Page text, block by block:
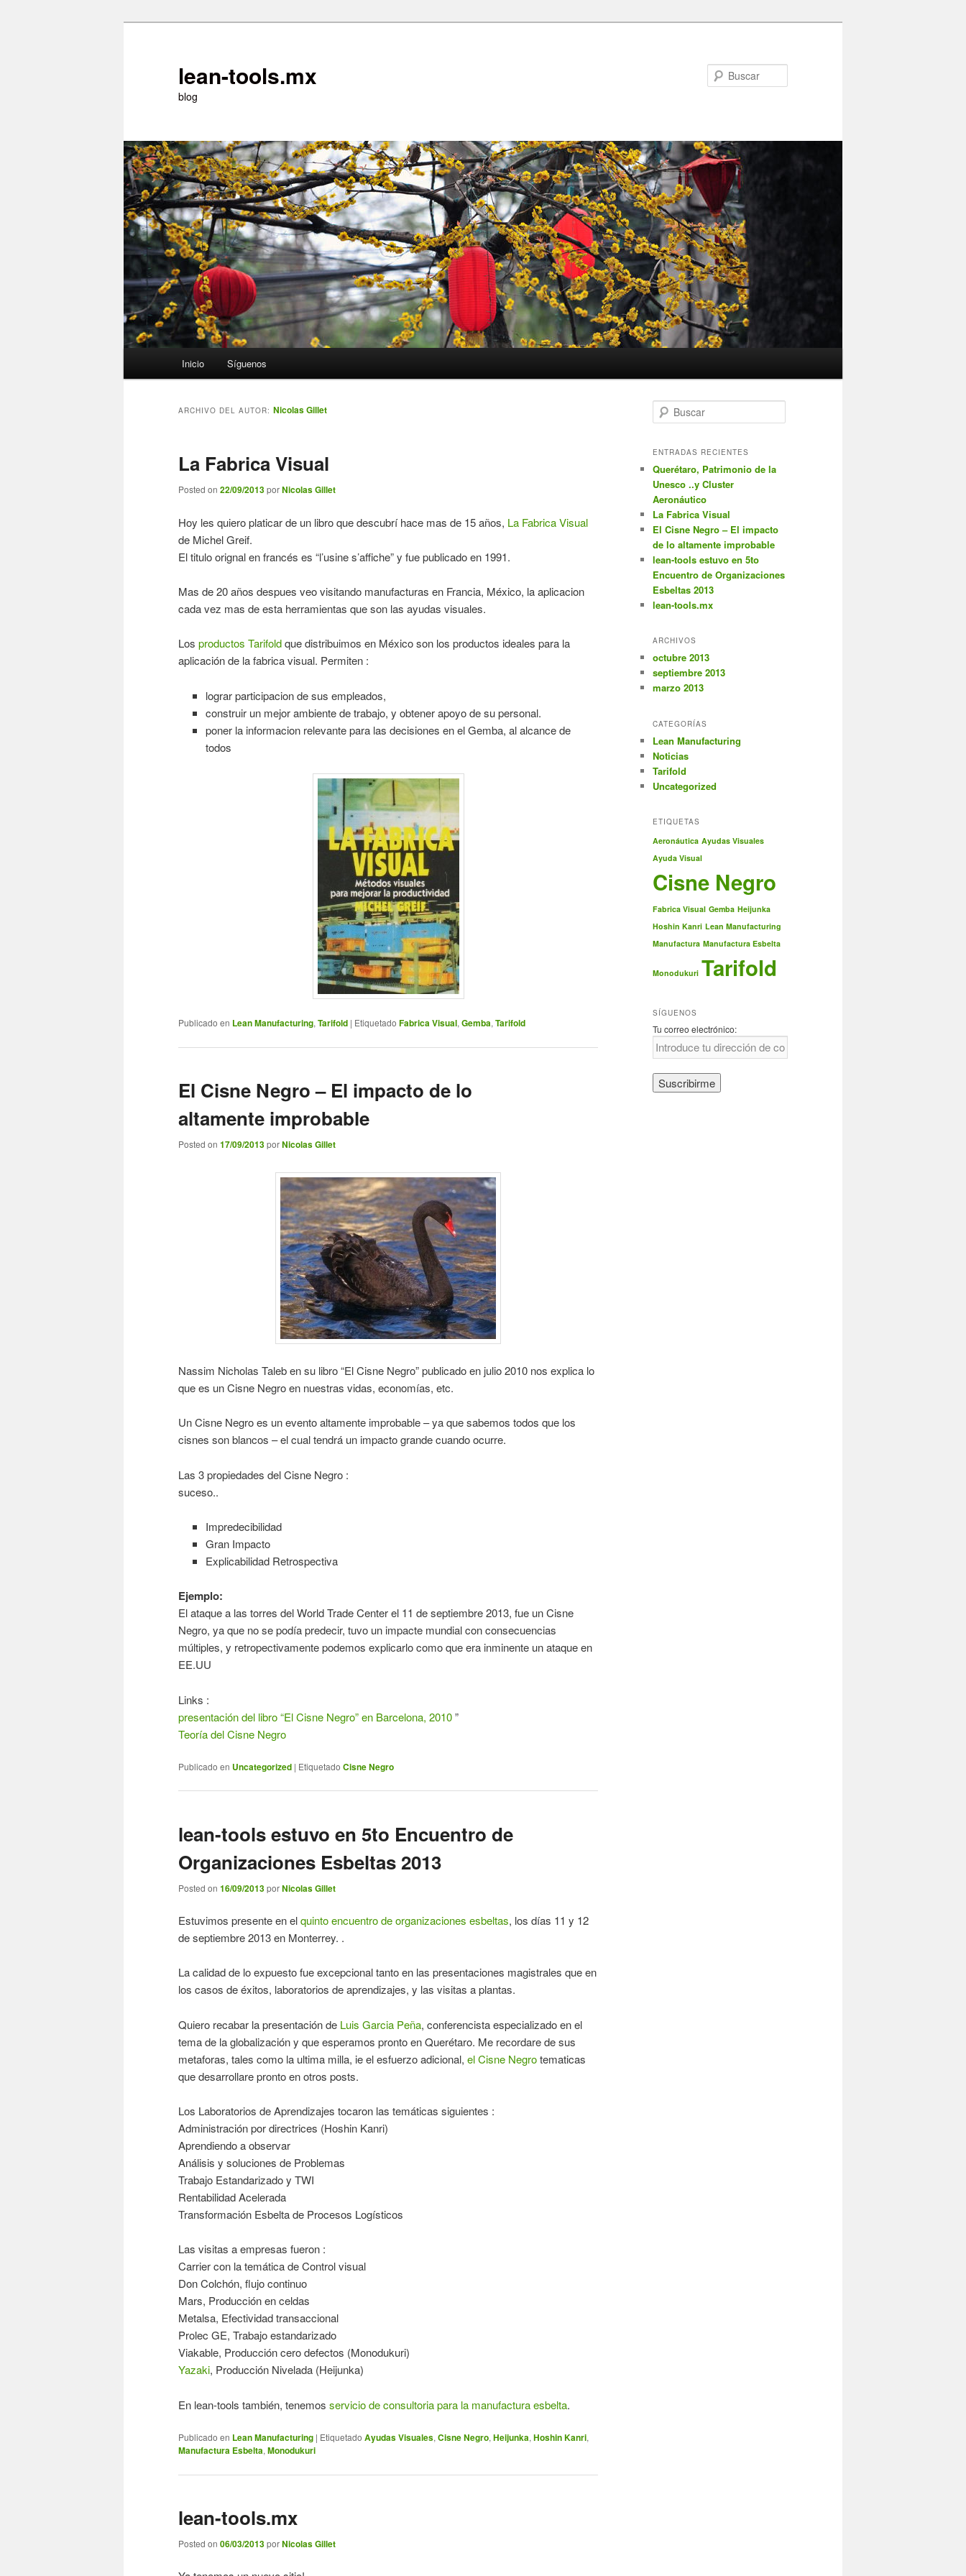
lean-tools.mx
blog
Inicio Síguenos
ARCHIVO DEL AUTOR: Nicolas Gillet
La Fabrica Visual
Posted on 22/09/2013porNicolas Gillet
Hoy les quiero platicar de un libro que descubrí hace mas de 15 años, La Fabrica Visual
de Michel Greif.
El titulo orignal en francés es “l’usine s’affiche” y fue publicado en 1991.
Mas de 20 años despues veo visitando manufacturas en Francia, México, la aplicacion
cada vez mas de esta herramientas que son las ayudas visuales.
Los productos Tarifoldque distribuimos en México son los productos ideales para la
aplicación de la fabrica visual. Permiten :
lograr participacion de sus empleados,
construir un mejor ambiente de trabajo, y obtener apoyo de su personal.
poner la informacion relevante para las decisiones en el Gemba, al alcance de
todos
Publicado en Lean Manufacturing,Tarifold | Etiquetado Fabrica Visual,Gemba,Tarifold
El Cisne Negro – El impacto de lo
altamente improbable
Posted on 17/09/2013porNicolas Gillet
Nassim Nicholas Taleb en su libro “El Cisne Negro” publicado en julio 2010 nos explica lo
que es un Cisne Negro en nuestras vidas, economías, etc.
Un Cisne Negro es un evento altamente improbable – ya que sabemos todos que los
cisnes son blancos – el cual tendrá un impacto grande cuando ocurre.
Las 3 propiedades del Cisne Negro :
suceso..
Impredecibilidad
Gran Impacto
Explicabilidad Retrospectiva
Ejemplo:
El ataque a las torres del World Trade Center el 11 de septiembre 2013, fue un Cisne
Negro, ya que no se podía predecir, tuvo un impacte mundial con consecuencias
múltiples, y retropectivamente podemos explicarlo como que era inminente un ataque en
EE.UU
Links :
presentación del libro “El Cisne Negro” en Barcelona, 2010”
Teoría del Cisne Negro
Publicado en Uncategorized | Etiquetado Cisne Negro
lean-tools estuvo en 5to Encuentro de
Organizaciones Esbeltas 2013
Posted on 16/09/2013porNicolas Gillet
Estuvimos presente en elquinto encuentro de organizaciones esbeltas, los días 11 y 12
de septiembre 2013 en Monterrey. .
La calidad de lo expuesto fue excepcional tanto en las presentaciones magistrales que en
los casos de éxitos, laboratorios de aprendizajes, y las visitas a plantas.
Quiero recabar la presentación de Luis Garcia Peña, conferencista especializado en el
tema de la globalización y que esperamos pronto en Querétaro. Me recordare de sus
metaforas, tales como la ultima milla, ie el esfuerzo adicional, el Cisne Negrotematicas
que desarrollare pronto en otros posts.
Los Laboratorios de Aprendizajes tocaron las temáticas siguientes :
Administración por directrices (Hoshin Kanri)
Aprendiendo a observar
Análisis y soluciones de Problemas
Trabajo Estandarizado y TWI
Rentabilidad Acelerada
Transformación Esbelta de Procesos Logísticos
Las visitas a empresas fueron :
Carrier con la temática de Control visual
Don Colchón, flujo continuo
Mars, Producción en celdas
Metalsa, Efectividad transaccional
Prolec GE, Trabajo estandarizado
Viakable, Producción cero defectos (Monodukuri)
Yazaki, Producción Nivelada (Heijunka)
En lean-tools también, tenemos servicio de consultoria para la manufactura esbelta.
Publicado en Lean Manufacturing | Etiquetado Ayudas Visuales, Cisne Negro, Heijunka, Hoshin Kanri,
Manufactura Esbelta, Monodukuri
lean-tools.mx
Posted on 06/03/2013porNicolas Gillet
u
c
r
ENTRADAS RECIENTES
Querétaro, Patrimonio de la
Unesco ..y Cluster
Aeronáutico
La Fabrica Visual
El Cisne Negro – El impacto
de lo altamente improbable
lean-tools estuvo en 5to
Encuentro de Organizaciones
Esbeltas 2013
lean-tools.mx
ARCHIVOS
octubre 2013
septiembre 2013
marzo 2013
CATEGORÍAS
Lean Manufacturing
Noticias
Tarifold
Uncategorized
ETIQUETAS
Aeronáutica Ayudas Visuales
Ayuda Visual
Cisne Negro
Fabrica Visual Gemba Heijunka
Hoshin Kanri Lean Manufacturing
Manufactura Manufactura Esbelta
Monodukuri Tarifold
SÍGUENOS
Tu correo electrónico: